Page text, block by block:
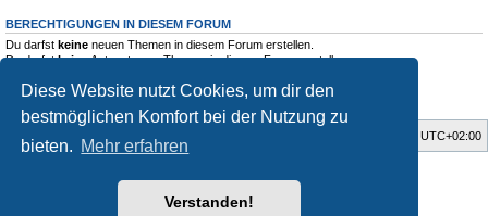
Diese Website nutzt Cookies, um dir den
bestmöglichen Komfort bei der Nutzung zu
bieten. Mehr erfahren
Verstanden!
BERECHTIGUNGEN IN DIESEM FORUM
Du darfst keine neuen Themen in diesem Forum erstellen.
Du darfstkeineAntworten zu Themen in diesem Forum erstellen.
Du darfst deine Beiträge in diesem Forumnicht löschen.
UTC+02:00
Powered byphpBB® Forum Software © phpBB Limited
Deutsche Übersetzung durch